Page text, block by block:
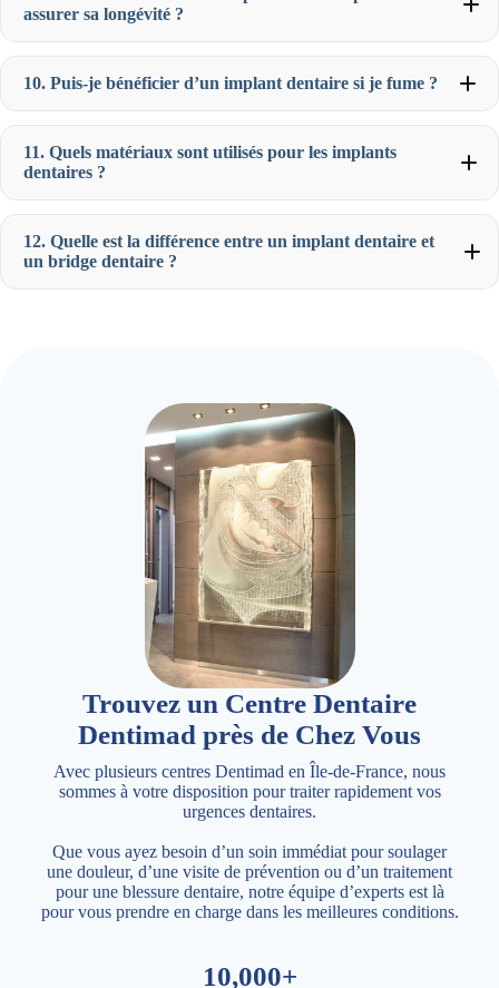
assurer sa longévité ?
10. Puis-je bénéficier d’un implant dentaire si je fume ?
11. Quels matériaux sont utilisés pour les implants
dentaires ?
12. Quelle est la différence entre un implant dentaire et
un bridge dentaire ?
Trouvez un Centre Dentaire
Dentimad près de Chez Vous
Avec plusieurs centres Dentimad en Île-de-France, nous
sommes à votre disposition pour traiter rapidement vos
urgences dentaires.
Que vous ayez besoin d’un soin immédiat pour soulager
une douleur, d’une visite de prévention ou d’un traitement
pour une blessure dentaire, notre équipe d’experts est là
pour vous prendre en charge dans les meilleures conditions.
10,000+